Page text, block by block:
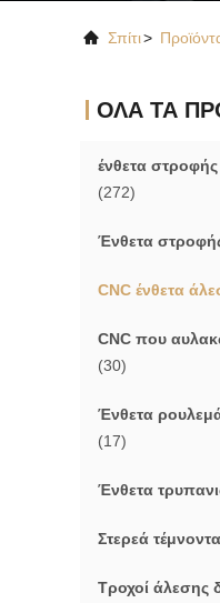
Σπίτι>
ΌΛΑ ΤΑ
ένθετα
(272)
Ένθετα
CNC ένθετα
CNC που
(30)
Ένθετα
(17)
Ένθετα
Στερεά
Τροχοί άλεσης